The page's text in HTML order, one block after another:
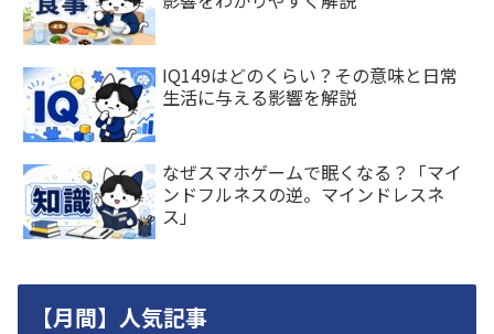
IQ149はどのくらい？その意味と日常
生活に与える影響を解説
なぜスマホゲームで眠くなる？「マイ
ンドフルネスの逆。マインドレスネ
ス」
【月間】人気記事